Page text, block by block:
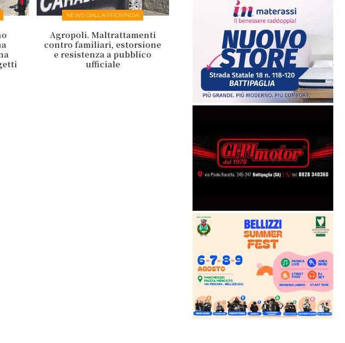
NEWS DALLA PROVINCIA
Agropoli. Maltrattamenti
contro familiari, estorsione
e resistenza a pubblico
ufficiale